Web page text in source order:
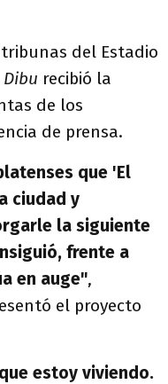
del Estadio
Dibu recibió la
de los
de prensa.
que 'El
ciudad y
la siguiente
frente a
en auge",
el proyecto
estoy viviendo.